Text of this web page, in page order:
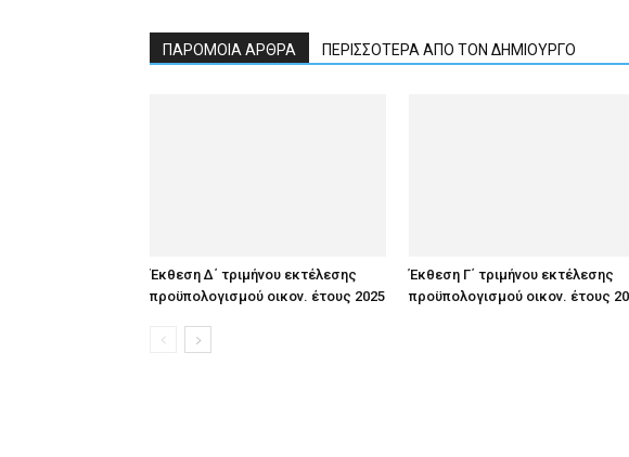
ΠΑΡΟΜΟΙΑ ΑΡΘΡΑ ΠΕΡΙΣΣΟΤΕΡΑ ΑΠΟ ΤΟΝ ΔΗΜΙΟΥΡΓΟ
Έκθεση Δ΄ τριμήνου εκτέλεσης
προϋπολογισμού οικον. έτους 2025
Έκθεση Γ΄ τριμήνου εκτέλεσης
προϋπολογισμού οικον. έτους